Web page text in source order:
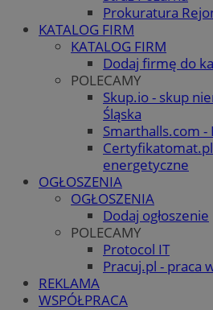
Prokuratura
KATALOG FIRM
KATALOG FIRM
Dodaj firmę do
POLECAMY
Skup.io - skup
Śląska
Smarthalls.com -
energetyczne
OGŁOSZENIA
OGŁOSZENIA
Dodaj ogłoszenie
POLECAMY
Protocol IT
Pracuj.pl - praca
REKLAMA
WSPÓŁPRACA